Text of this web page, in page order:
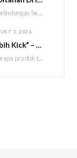
Agensi Kawalan dan Perlindungan Sempadan Malaysia (AKPS) menjelaskan bahawa semua prosedur pemeriksaan keselamatan di Lapangan…
3, 2026
“Rasa Berbeza, Lebih Kick” – Khairul Aming Sanggup Turun Ke Laut Demi Hasilkan Sambal Nyet Bilis Baharu
Selepas kejayaan beberapa produk terdahulu, usahawan dan pempengaruh, Khairul Aming kini tampil dengan produk terbaharunya…